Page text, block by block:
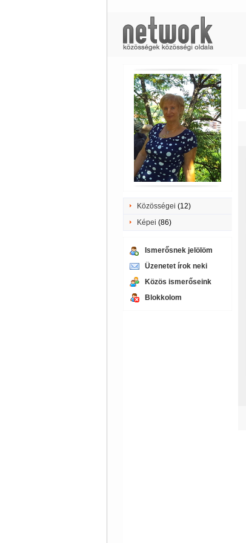
Közösségei (12)
Képei (86)
Ismerősnek jelölöm
Üzenetet írok neki
Közös ismerőseink
Blokkolom